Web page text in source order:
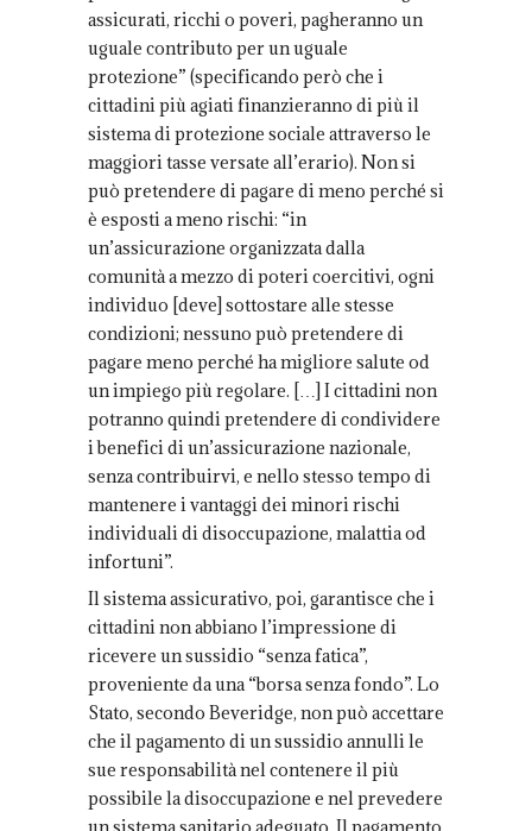
assicurati, ricchi o poveri, pagheranno un
uguale contributo per un uguale
protezione” (specificando però che i
cittadini più agiati finanzieranno di più il
sistema di protezione sociale attraverso le
maggiori tasse versate all’erario). Non si
può pretendere di pagare di meno perché si
è esposti a meno rischi: “in
un’assicurazione organizzata dalla
comunità a mezzo di poteri coercitivi, ogni
individuo [deve] sottostare alle stesse
condizioni; nessuno può pretendere di
pagare meno perché ha migliore salute od
un impiego più regolare. […] I cittadini non
potranno quindi pretendere di condividere
i benefici di un’assicurazione nazionale,
senza contribuirvi, e nello stesso tempo di
mantenere i vantaggi dei minori rischi
individuali di disoccupazione, malattia od
infortuni”.
Il sistema assicurativo, poi, garantisce che i
cittadini non abbiano l’impressione di
ricevere un sussidio “senza fatica”,
proveniente da una “borsa senza fondo”. Lo
Stato, secondo Beveridge, non può accettare
che il pagamento di un sussidio annulli le
sue responsabilità nel contenere il più
possibile la disoccupazione e nel prevedere
un sistema sanitario adeguato. Il pagamento